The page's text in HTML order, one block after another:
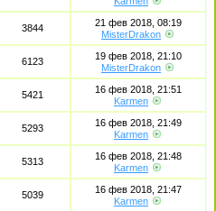
3844
21 фев 2018, 08:19
MisterDrakon
6123
19 фев 2018, 21:10
MisterDrakon
5421
16 фев 2018, 21:51
Karmen
5293
16 фев 2018, 21:49
Karmen
5313
16 фев 2018, 21:48
Karmen
5039
16 фев 2018, 21:47
Karmen